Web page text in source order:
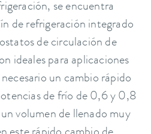
se encuentra
de refrigeración integrado
de circulación de
ideales para aplicaciones
un cambio rápido
de frío de 0,6 y 0,8
volumen de llenado muy